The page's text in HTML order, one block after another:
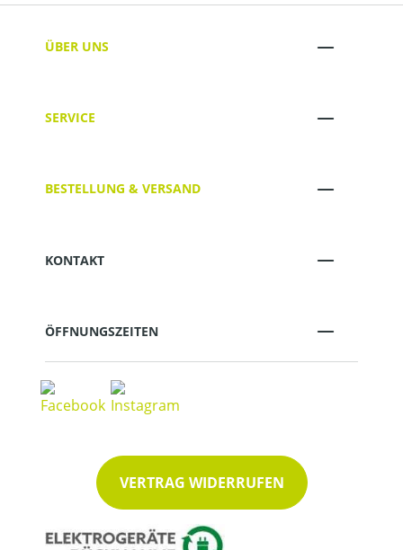
ÜBER UNS
SERVICE
BESTELLUNG & VERSAND
KONTAKT
ÖFFNUNGSZEITEN
VERTRAG WIDERRUFEN